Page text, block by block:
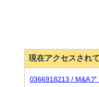
現在アクセスされ
0366918213 / M&A